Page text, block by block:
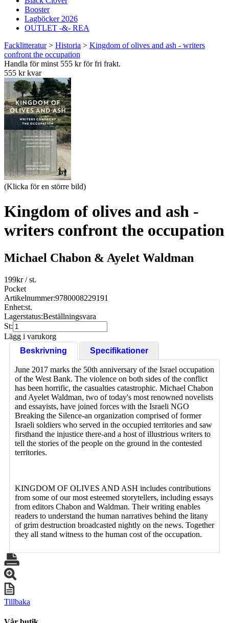
Booster
Lagböcker 2026
OUTLET -&- REA
Facklitteratur> Historia > Kingdom of olives and ash - writers
confront the occupation
Handla för minst 555 kr för fri frakt.
555 kr kvar
(Klicka för en större bild)
Kingdom of olives and ash -
writers confront the occupation
Michael Chabon & Ayelet Waldman
199kr/ st.
Pocket
Artikelnummer:9780008229191
Enhet:st.
Lagerstatus:Beställningsvara
St:
Lägg i varukorg
Beskrivning
Specifikationer
June 2017 marks the 50th anniversary of the Israel occupation
of the West Bank. The violence on both sides of the conflict
has been horrific, the casualties catastrophic. Michael Chabon
and Ayelet Waldman, two of today's most renowned novelists
and essayists, have joined forces with the Israeli NGO
Breaking the Silence-an organization comprised of former
Israeli soldiers who served in the occupied territories and saw
firsthand the injustice there-and a host of illustrious writers to
tell the stories of the people on the ground in the contested
territories.
KINGDOM OF OLIVES AND ASH includes contributions
from some of our most esteemed storytellers, including essays
from editors Chabon and Waldman. Their writing enables
readers to understand the human narratives behind the litany
of grim destruction broadcasted nightly on the news. Together
they all stand witness to the human cost of the occupation.
Tillbaka